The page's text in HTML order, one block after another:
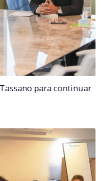
para continuar